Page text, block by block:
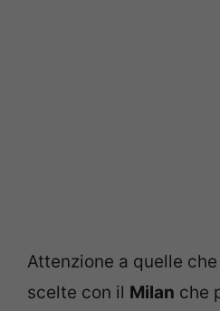
Attenzione a quelle
scelte con il Milan che